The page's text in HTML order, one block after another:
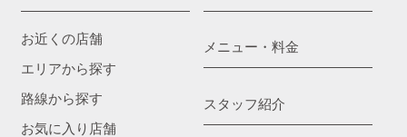
お近くの店舗
エリアから探す
路線から探す
お気に入り店舗
メニュー・料金
スタッフ紹介